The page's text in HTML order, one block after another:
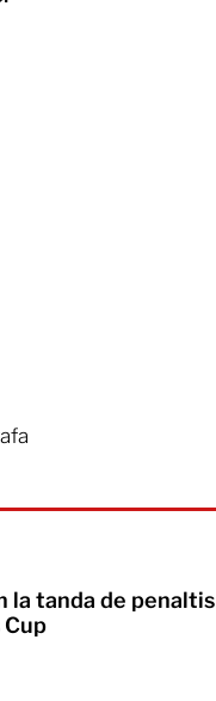
la tanda de penaltis
Cup